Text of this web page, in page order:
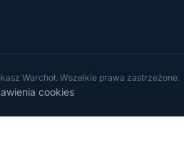
Warchoł. Wszelkie prawa zastrzeżone.
cookies